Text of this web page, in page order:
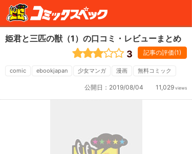
姫君と三匹の獣（1）の口コミ・レビューまとめ
3 記事の評価(1)
comic ebookjapan 少女マンガ 漫画 無料コミック
公開日： 2019/08/04 11,029 views